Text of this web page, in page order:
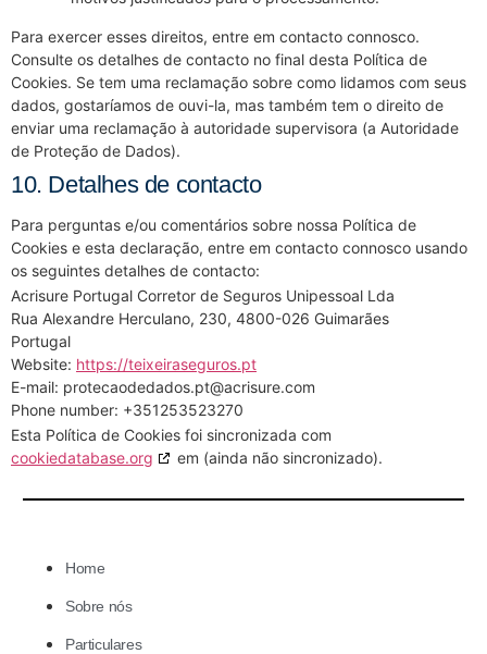
Para exercer esses direitos, entre em contacto connosco.
Consulte os detalhes de contacto no final desta Política de
Cookies. Se tem uma reclamação sobre como lidamos com seus
dados, gostaríamos de ouvi-la, mas também tem o direito de
enviar uma reclamação à autoridade supervisora (a Autoridade
de Proteção de Dados).
10. Detalhes de contacto
Para perguntas e/ou comentários sobre nossa Política de
Cookies e esta declaração, entre em contacto connosco usando
os seguintes detalhes de contacto:
Acrisure Portugal Corretor de Seguros Unipessoal Lda
Rua Alexandre Herculano, 230, 4800-026 Guimarães
Portugal
Website: https://teixeiraseguros.pt
E-mail: protecaodedados.pt@acrisure.com
Phone number: +351253523270
Esta Política de Cookies foi sincronizada com
cookiedatabase.org
em (ainda não sincronizado).
Home
Sobre nós
Particulares